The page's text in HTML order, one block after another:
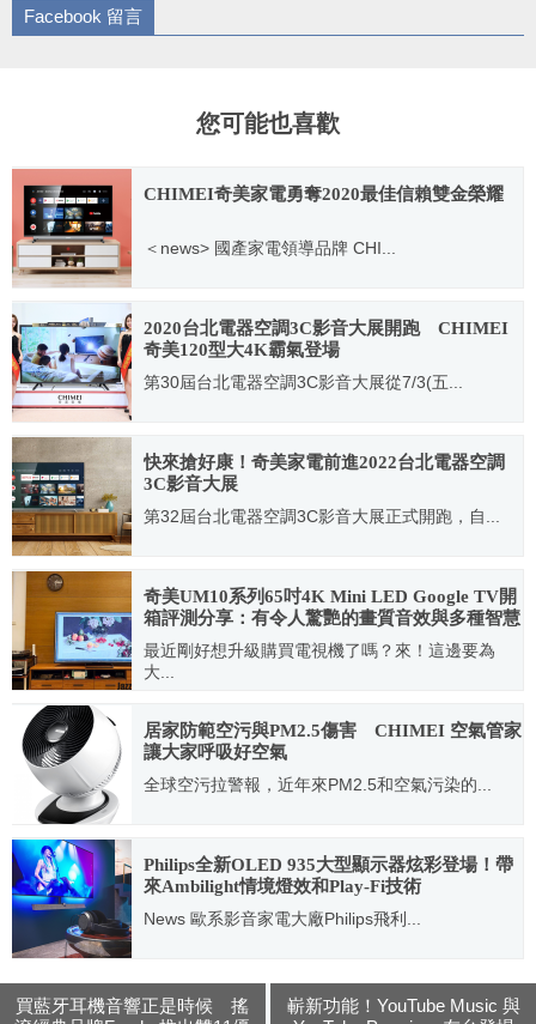
Facebook 留言
您可能也喜歡
CHIMEI奇美家電勇奪2020最佳信賴雙金榮耀
＜news> 國產家電領導品牌 CHI...
2020.08.21
2020台北電器空調3C影音大展開跑 CHIMEI
奇美120型大4K霸氣登場
第30屆台北電器空調3C影音大展從7/3(五...
2020.07.03
快來搶好康！奇美家電前進2022台北電器空調
3C影音大展
第32屆台北電器空調3C影音大展正式開跑，自...
2022.04.08
奇美UM10系列65吋4K Mini LED Google TV開
箱評測分享：有令人驚艷的畫質音效與多種智慧
功能
最近剛好想升級購買電視機了嗎？來！這邊要為
大...
2025.04.18
居家防範空污與PM2.5傷害 CHIMEI 空氣管家
讓大家呼吸好空氣
全球空污拉警報，近年來PM2.5和空氣污染的...
2020.03.16
Philips全新OLED 935大型顯示器炫彩登場！帶
來Ambilight情境燈效和Play-Fi技術
News 歐系影音家電大廠Philips飛利...
買藍牙耳機音響正是時候 搖
嶄新功能！YouTube Music 與